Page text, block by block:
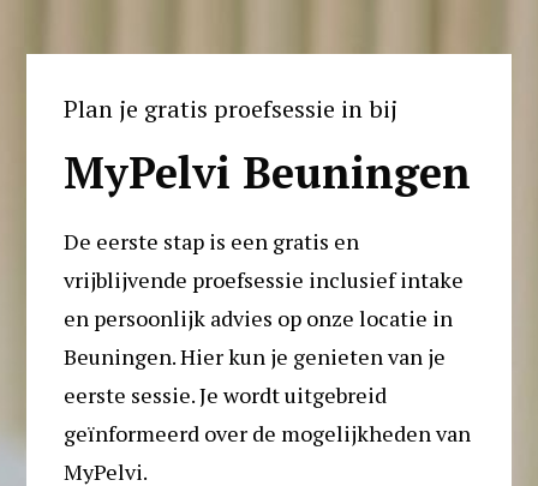
Plan je gratis proefsessie in bij
MyPelvi Beuningen
De eerste stap is een gratis en
vrijblijvende proefsessie inclusief intake
en persoonlijk advies op onze locatie in
Beuningen. Hier kun je genieten van je
eerste sessie. Je wordt uitgebreid
geïnformeerd over de mogelijkheden van
MyPelvi.